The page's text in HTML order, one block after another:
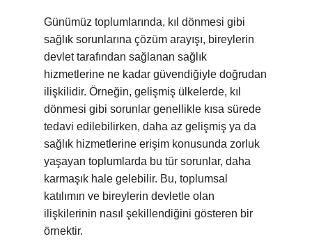
Günümüz toplumlarında, kıl dönmesi gibi
sağlık sorunlarına çözüm arayışı, bireylerin
devlet tarafından sağlanan sağlık
hizmetlerine ne kadar güvendiğiyle doğrudan
ilişkilidir. Örneğin, gelişmiş ülkelerde, kıl
dönmesi gibi sorunlar genellikle kısa sürede
tedavi edilebilirken, daha az gelişmiş ya da
sağlık hizmetlerine erişim konusunda zorluk
yaşayan toplumlarda bu tür sorunlar, daha
karmaşık hale gelebilir. Bu, toplumsal
katılımın ve bireylerin devletle olan
ilişkilerinin nasıl şekillendiğini gösteren bir
örnektir.